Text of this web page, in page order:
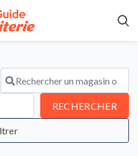
Rechercher un magasin ou une
RECHERCHER